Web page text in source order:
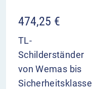
474,25 €
TL-
Schilderständer
von Wemas bis
Sicherheitsklasse